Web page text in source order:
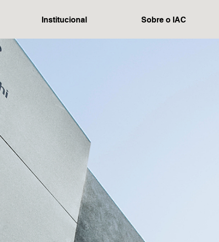
Institucional Sobre o IAC